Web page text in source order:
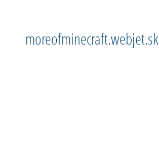
moreofminecraft.webjet.sk